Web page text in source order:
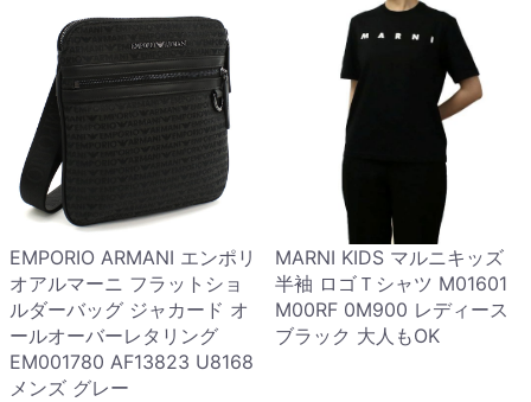
EMPORIO ARMANI エンポリ
オアルマーニ フラットショ
ルダーバッグ ジャカード オ
ールオーバーレタリング
EM001780 AF13823 U8168
メンズ グレー
MARNI KIDS マルニキッズ
半袖 ロゴＴシャツ M01601
M00RF 0M900 レディース
ブラック 大人もOK